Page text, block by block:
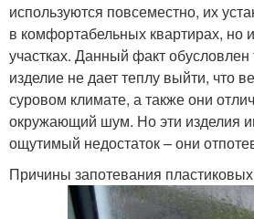
используются повсеместно, их
в комфортабельных квартирах, но
участках. Данный факт
изделие не дает теплу выйти, что
суровом климате, а также они
окружающий шум. Но эти изделия
ощутимый недостаток – они
Причины запотевания